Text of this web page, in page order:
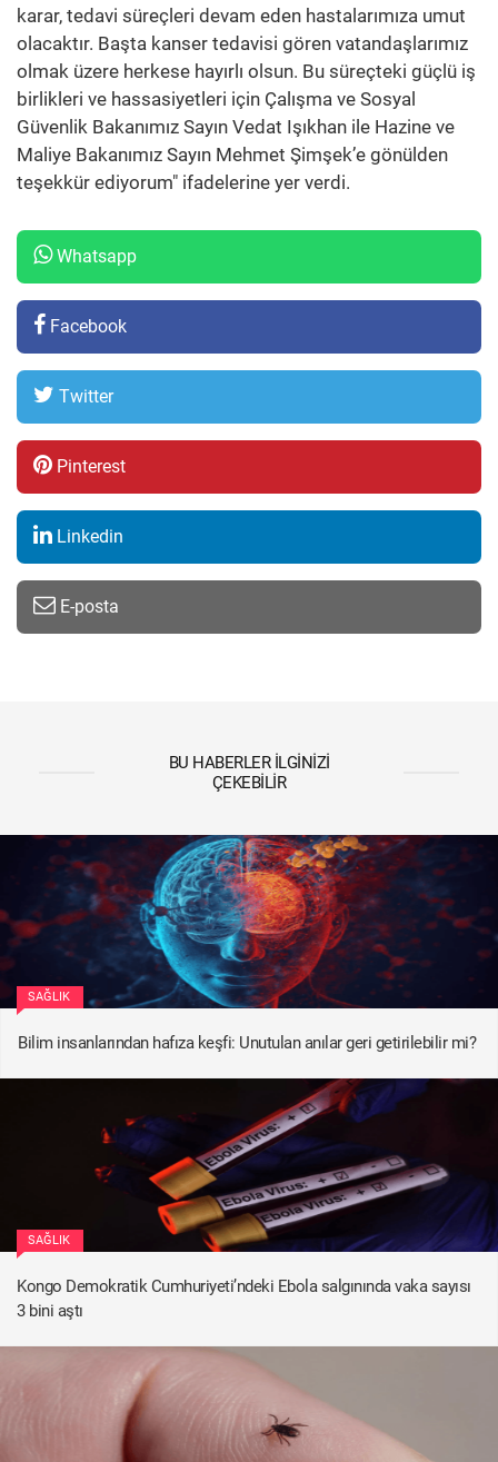
karar, tedavi süreçleri devam eden hastalarımıza umut
olacaktır. Başta kanser tedavisi gören vatandaşlarımız
olmak üzere herkese hayırlı olsun. Bu süreçteki güçlü iş
birlikleri ve hassasiyetleri için Çalışma ve Sosyal
Güvenlik Bakanımız Sayın Vedat Işıkhan ile Hazine ve
Maliye Bakanımız Sayın Mehmet Şimşek’e gönülden
teşekkür ediyorum" ifadelerine yer verdi.
Whatsapp
Facebook
Twitter
Pinterest
Linkedin
E-posta
BU HABERLER İLGINIZI
ÇEKEBILIR
SAĞLIK
Bilim insanlarından hafıza keşfi: Unutulan anılar geri getirilebilir mi?
SAĞLIK
Kongo Demokratik Cumhuriyeti’ndeki Ebola salgınında vaka sayısı
3 bini aştı